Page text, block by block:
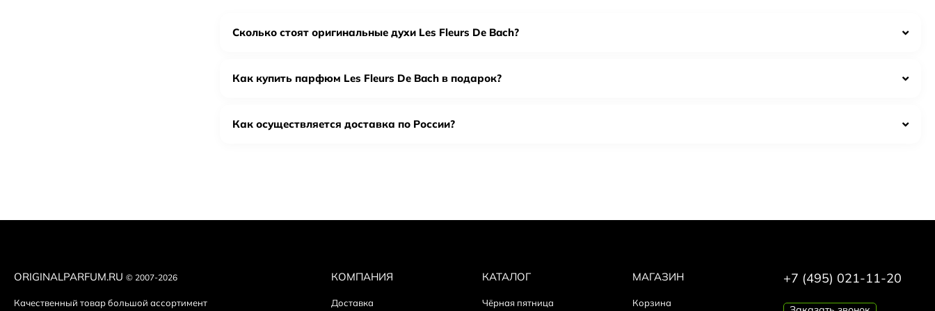
Проверьте упаковку: у оригинала ровная полиграфия, качественный картон и аккуратная плёнка.
Осмотрите флакон и распылитель: без сколов, люфта и следов переклейки.
Сколько стоят оригинальные духи Les Fleurs De Bach?
Как купить парфюм Les Fleurs De Bach в подарок?
Как осуществляется доставка по России?
ORIGINALPARFUM.RU © 2007-2026
Качественный товар большой ассортимент
КОМПАНИЯ
Доставка
КАТАЛОГ
Чёрная пятница
МАГАЗИН
Корзина
+7 (495) 021-11-20